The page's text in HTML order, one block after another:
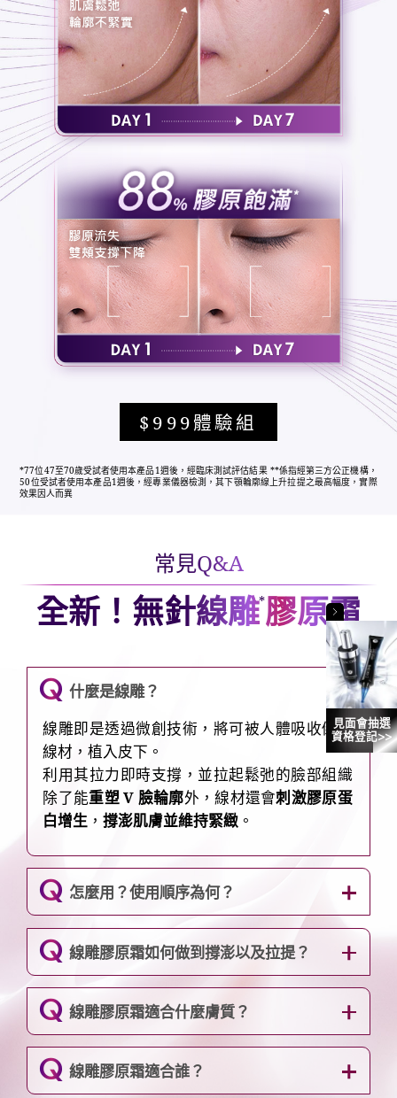
$999體驗組
*77位47至70歲受試者使用本產品1週後，經臨床測試評估結果 **係指經第三方公正機構，
50位受試者使用本產品1週後，經專業儀器檢測，其下顎輪廓線上升拉提之最高幅度，實際
效果因人而異
常見Q&A
全新！無針線雕*膠原霜
Q 什麼是線雕？
線雕即是透過微創技術，將可被人體吸收倒鉤
線材，植入皮下。
利用其拉力即時支撐，並拉起鬆弛的臉部組織
除了能重塑 V 臉輪廓外，線材還會刺激膠原蛋
白增生 ，撐澎肌膚並維持緊緻 。
Q 怎麼用？使用順序為何？
Q 線雕膠原霜如何做到撐澎以及拉提？
Q 線雕膠原霜適合什麼膚質？
Q 線雕膠原霜適合誰？
見面會抽選
資格登記>>